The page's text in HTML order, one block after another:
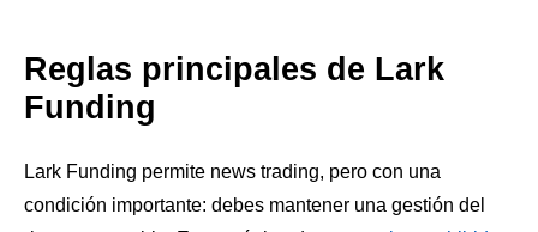
Reglas principales de Lark
Funding
Lark Funding permite news trading, pero con una
condición importante: debes mantener una gestión del